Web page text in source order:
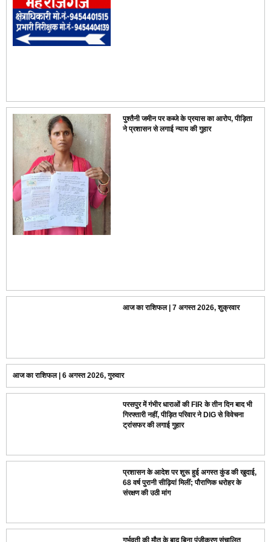
पुश्तैनी जमीन पर कब्जे के प्रयास का आरोप, पीड़िता
ने प्रशासन से लगाई न्याय की गुहार
आज का राशिफल | 7 अगस्त 2026, शुक्रवार
आज का राशिफल | 6 अगस्त 2026, गुरुवार
परसपुर में गंभीर धाराओं की FIR के तीन दिन बाद भी
गिरफ्तारी नहीं, पीड़ित परिवार ने DIG से विवेचना
ट्रांसफर की लगाई गुहार
प्रशासन के आदेश पर शुरू हुई अगस्त कुंड की खुदाई,
68 वर्ष पुरानी सीढ़ियां मिलीं; पौराणिक धरोहर के
संरक्षण की उठी मांग